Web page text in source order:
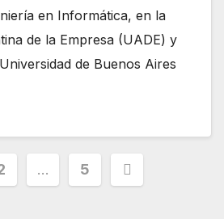
en Informática, en la
de la Empresa (UADE) y
de Buenos Aires
… 5